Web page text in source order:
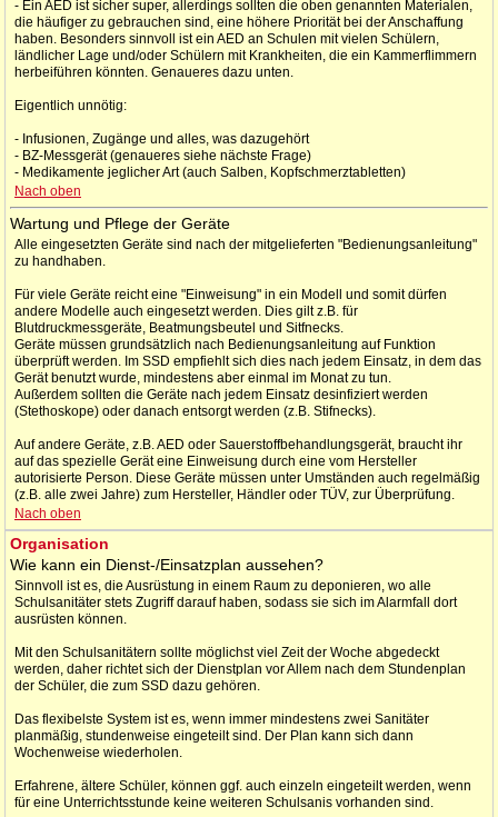
- Ein AED ist sicher super, allerdings sollten die oben genannten Materialen,
die häufiger zu gebrauchen sind, eine höhere Priorität bei der Anschaffung
haben. Besonders sinnvoll ist ein AED an Schulen mit vielen Schülern,
ländlicher Lage und/oder Schülern mit Krankheiten, die ein Kammerflimmern
herbeiführen könnten. Genaueres dazu unten.
Eigentlich unnötig:
- Infusionen, Zugänge und alles, was dazugehört
- BZ-Messgerät (genaueres siehe nächste Frage)
- Medikamente jeglicher Art (auch Salben, Kopfschmerztabletten)
Nach oben
Wartung und Pflege der Geräte
Alle eingesetzten Geräte sind nach der mitgelieferten "Bedienungsanleitung"
zu handhaben.
Für viele Geräte reicht eine "Einweisung" in ein Modell und somit dürfen
andere Modelle auch eingesetzt werden. Dies gilt z.B. für
Blutdruckmessgeräte, Beatmungsbeutel und Sitfnecks.
Geräte müssen grundsätzlich nach Bedienungsanleitung auf Funktion
überprüft werden. Im SSD empfiehlt sich dies nach jedem Einsatz, in dem das
Gerät benutzt wurde, mindestens aber einmal im Monat zu tun.
Außerdem sollten die Geräte nach jedem Einsatz desinfiziert werden
(Stethoskope) oder danach entsorgt werden (z.B. Stifnecks).
Auf andere Geräte, z.B. AED oder Sauerstoffbehandlungsgerät, braucht ihr
auf das spezielle Gerät eine Einweisung durch eine vom Hersteller
autorisierte Person. Diese Geräte müssen unter Umständen auch regelmäßig
(z.B. alle zwei Jahre) zum Hersteller, Händler oder TÜV, zur Überprüfung.
Nach oben
Organisation
Wie kann ein Dienst-/Einsatzplan aussehen?
Sinnvoll ist es, die Ausrüstung in einem Raum zu deponieren, wo alle
Schulsanitäter stets Zugriff darauf haben, sodass sie sich im Alarmfall dort
ausrüsten können.
Mit den Schulsanitätern sollte möglichst viel Zeit der Woche abgedeckt
werden, daher richtet sich der Dienstplan vor Allem nach dem Stundenplan
der Schüler, die zum SSD dazu gehören.
Das flexibelste System ist es, wenn immer mindestens zwei Sanitäter
planmäßig, stundenweise eingeteilt sind. Der Plan kann sich dann
Wochenweise wiederholen.
Erfahrene, ältere Schüler, können ggf. auch einzeln eingeteilt werden, wenn
für eine Unterrichtsstunde keine weiteren Schulsanis vorhanden sind.